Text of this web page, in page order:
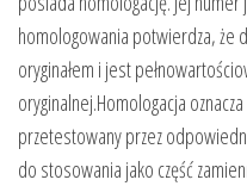
homologowania potwierdza, że
oryginałem i jest
oryginalnej.Homologacja
przetestowany przez
do stosowania jako część